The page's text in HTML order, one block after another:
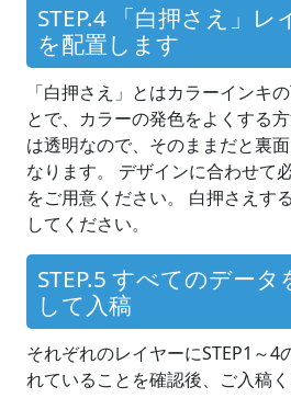
STEP.4 「白押さえ」レ
を配置します
「白押さえ」とはカラーインキ
とで、カラーの発色をよくする
は透明なので、そのままだと裏
なります。 デザインに合わせて
をご用意ください。 白押さえす
してください。
STEP.5 すべてのデー
して入稿
それぞれのレイヤーにSTEP1～4
れていることを確認後、ご入稿く